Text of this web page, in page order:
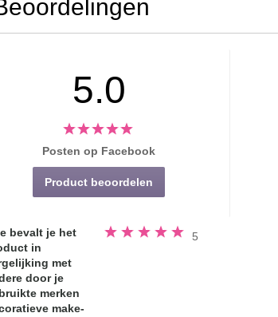
5.0
Posten op Facebook
Product beoordelen
bevalt je het
in
met
door je
merken
make-
5
Beoordeeld
5.0